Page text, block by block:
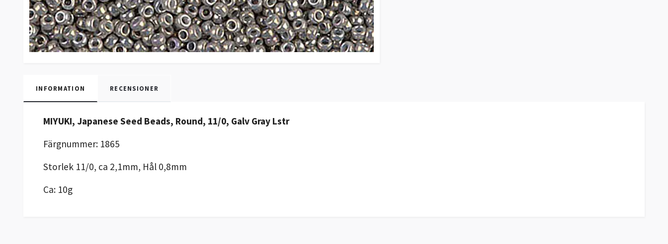
INFORMATION RECENSIONER
MIYUKI, Japanese Seed Beads, Round, 11/0, Galv Gray Lstr
Färgnummer: 1865
Storlek 11/0, ca 2,1mm, Hål 0,8mm
Ca: 10g